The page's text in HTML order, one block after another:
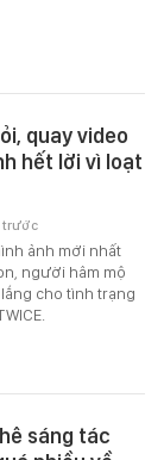
quay video
hết lời vì loạt
ảnh mới nhất
người hâm mộ
cho tình trạng
trước
sáng tác